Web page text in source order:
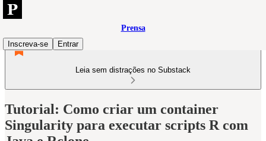
Prensa
Inscreva-se
Entrar
Leia sem distrações no Substack
Tutorial: Como criar um container
Singularity para executar scripts R com